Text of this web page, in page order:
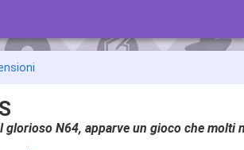
glorioso N64, apparve un gioco che molti